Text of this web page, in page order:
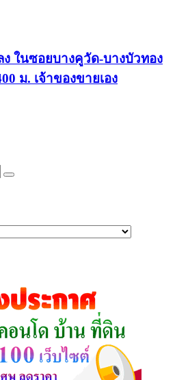
ในซอยบางคูวัด-บางบัวทอง
ม. เจ้าของขายเอง